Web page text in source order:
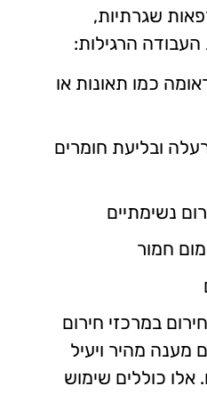
שגרתיות,
הרגילות:
כמו תאונות או
ובליעת חומרים
נשימתיים
חמור
במרכזי חירום
מענה מהיר ויעיל
אלו כוללים שימוש